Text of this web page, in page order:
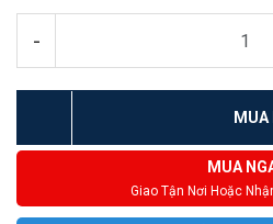
-
MUA
MUA
Giao Tận Nơi Hoặc